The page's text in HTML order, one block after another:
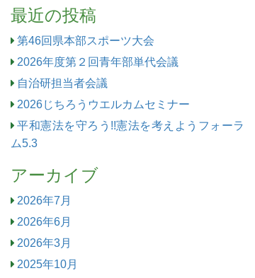
最近の投稿
第46回県本部スポーツ大会
2026年度第２回青年部単代会議
自治研担当者会議
2026じちろうウエルカムセミナー
平和憲法を守ろう!!憲法を考えようフォーラ
ム5.3
アーカイブ
2026年7月
2026年6月
2026年3月
2025年10月